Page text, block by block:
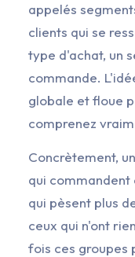
appelés
clients qui se
type d'achat, un
commande.
globale et floue
comprenez
Concrètement,
qui commandent
qui pèsent plus
ceux qui n'ont
fois ces groupes